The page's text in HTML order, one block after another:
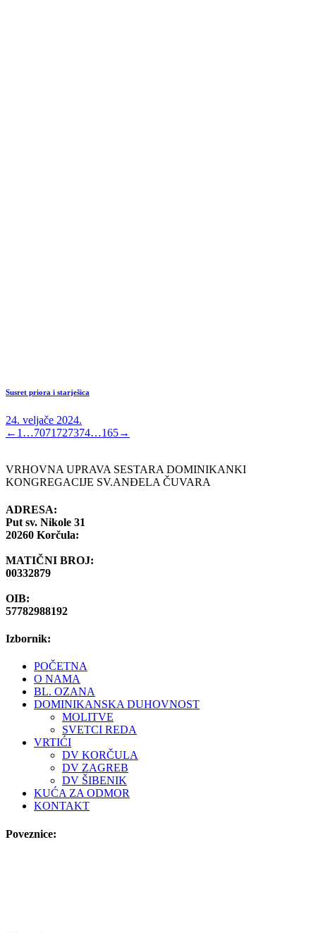
Susret priora i starješica
24. veljače 2024.
← 1 …7071 727374…165→
VRHOVNA UPRAVA SESTARA DOMINIKANKI
KONGREGACIJE SV.ANĐELA ČUVARA
ADRESA:
Put sv. Nikole 31
20260 Korčula:
MATIČNI BROJ:
00332879
OIB:
57782988192
Izbornik:
POČETNA
O NAMA
BL. OZANA
DOMINIKANSKA DUHOVNOST
MOLITVE
SVETCI REDA
VRTIĆI
DV KORČULA
DV ZAGREB
DV ŠIBENIK
KUĆA ZA ODMOR
KONTAKT
Poveznice: